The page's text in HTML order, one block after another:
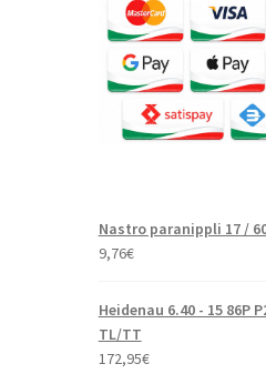
Nastro paranippli 17 /
9,76€
Heidenau 6.40 - 15 86P
TL/TT
172,95€